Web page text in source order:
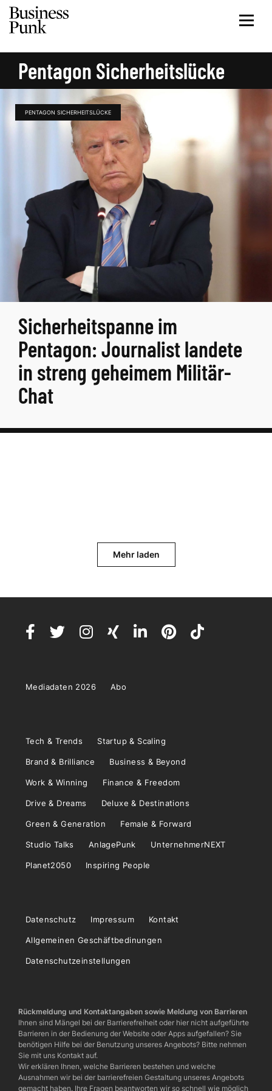
Pentagon Sicherheitslücke
PENTAGON SICHERHEITSLÜCKE
Sicherheitspanne im
Pentagon: Journalist landete
in streng geheimem Militär-
Chat
Mehr laden
Mediadaten 2026 Abo
Tech & Trends Startup & Scaling
Brand & Brilliance Business & Beyond
Work & Winning Finance & Freedom
Drive & Dreams Deluxe & Destinations
Green & Generation Female & Forward
Studio Talks AnlagePunk UnternehmerNEXT
Planet2050 Inspiring People
Datenschutz Impressum Kontakt
Allgemeinen Geschäftbedinungen
Datenschutzeinstellungen
Rückmeldung und Kontaktangaben sowie Meldung von Barrieren
Ihnen sind Mängel bei der Barrierefreiheit oder hier nicht aufgeführte
Barrieren in der Bedienung der Website oder Apps aufgefallen? Sie
benötigen Hilfe bei der Benutzung unseres Angebots? Bitte nehmen
Sie mit uns Kontakt auf.
Wir erklären Ihnen, welche Barrieren bestehen und welche
Ausnahmen wir bei der barrierefreien Gestaltung unseres Angebots
gemacht haben. Ihre Fragen beantworten wir so schnell wie möglich